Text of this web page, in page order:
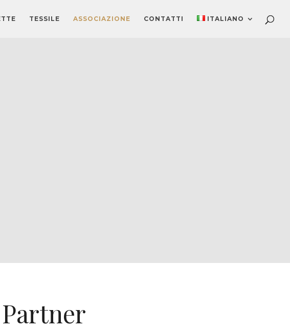
TESSILE ASSOCIAZIONE CONTATTI ITALIANO